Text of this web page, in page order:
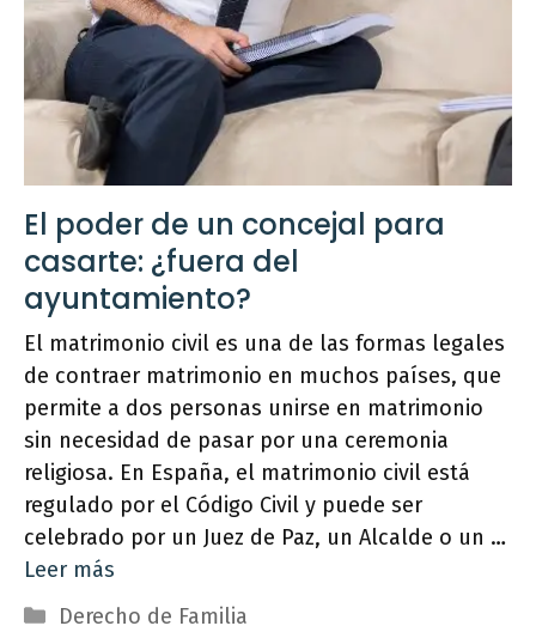
El poder de un concejal para
casarte: ¿fuera del
ayuntamiento?
El matrimonio civil es una de las formas legales
de contraer matrimonio en muchos países, que
permite a dos personas unirse en matrimonio
sin necesidad de pasar por una ceremonia
religiosa. En España, el matrimonio civil está
regulado por el Código Civil y puede ser
celebrado por un Juez de Paz, un Alcalde o un …
Leer más
Categorías
Derecho de Familia